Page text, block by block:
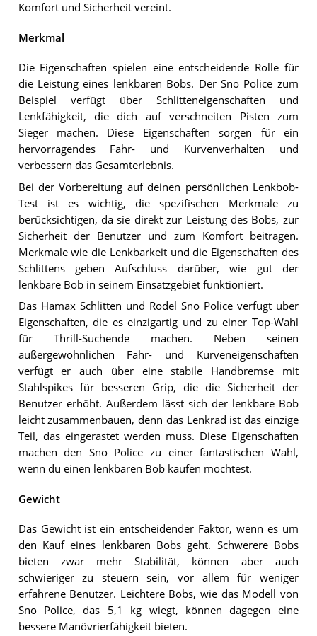
Komfort und Sicherheit vereint.
Merkmal
Die Eigenschaften spielen eine entscheidende Rolle für
die Leistung eines lenkbaren Bobs. Der Sno Police zum
Beispiel verfügt über Schlitteneigenschaften und
Lenkfähigkeit, die dich auf verschneiten Pisten zum
Sieger machen. Diese Eigenschaften sorgen für ein
hervorragendes Fahr- und Kurvenverhalten und
verbessern das Gesamterlebnis.
Bei der Vorbereitung auf deinen persönlichen Lenkbob-
Test ist es wichtig, die spezifischen Merkmale zu
berücksichtigen, da sie direkt zur Leistung des Bobs, zur
Sicherheit der Benutzer und zum Komfort beitragen.
Merkmale wie die Lenkbarkeit und die Eigenschaften des
Schlittens geben Aufschluss darüber, wie gut der
lenkbare Bob in seinem Einsatzgebiet funktioniert.
Das Hamax Schlitten und Rodel Sno Police verfügt über
Eigenschaften, die es einzigartig und zu einer Top-Wahl
für Thrill-Suchende machen. Neben seinen
außergewöhnlichen Fahr- und Kurveneigenschaften
verfügt er auch über eine stabile Handbremse mit
Stahlspikes für besseren Grip, die die Sicherheit der
Benutzer erhöht. Außerdem lässt sich der lenkbare Bob
leicht zusammenbauen, denn das Lenkrad ist das einzige
Teil, das eingerastet werden muss. Diese Eigenschaften
machen den Sno Police zu einer fantastischen Wahl,
wenn du einen lenkbaren Bob kaufen möchtest.
Gewicht
Das Gewicht ist ein entscheidender Faktor, wenn es um
den Kauf eines lenkbaren Bobs geht. Schwerere Bobs
bieten zwar mehr Stabilität, können aber auch
schwieriger zu steuern sein, vor allem für weniger
erfahrene Benutzer. Leichtere Bobs, wie das Modell von
Sno Police, das 5,1 kg wiegt, können dagegen eine
bessere Manövrierfähigkeit bieten.